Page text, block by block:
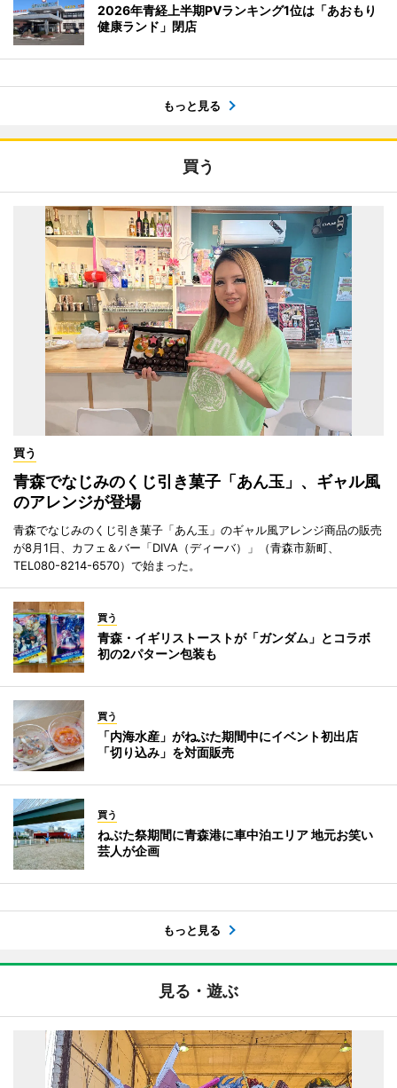
2026年青経上半期PVランキング1位は「あおもり
健康ランド」閉店
もっと見る
買う
買う
青森でなじみのくじ引き菓子「あん玉」、ギャル風
のアレンジが登場
青森でなじみのくじ引き菓子「あん玉」のギャル風アレンジ商品の販売
が8月1日、カフェ＆バー「DIVA（ディーバ）」（青森市新町、
TEL080-8214-6570）で始まった。
買う
青森・イギリストーストが「ガンダム」とコラボ
初の2パターン包装も
買う
「内海水産」がねぶた期間中にイベント初出店
「切り込み」を対面販売
買う
ねぶた祭期間に青森港に車中泊エリア 地元お笑い
芸人が企画
もっと見る
見る・遊ぶ